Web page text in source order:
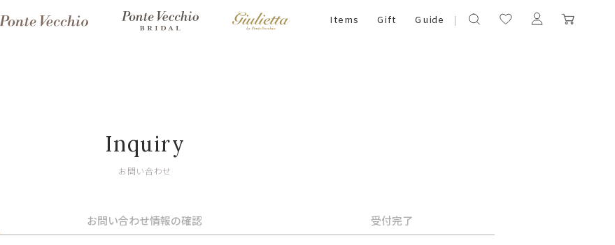
Items Gift Guide
Inquiry
お問い合わせ
お問い合わせ情報の確認 受付完了